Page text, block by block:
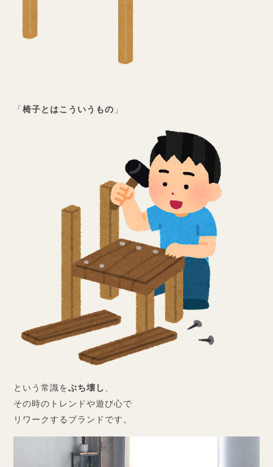
「椅子とはこういうもの 」
という常識をぶち壊し、
その時のトレンドや遊び心で
リワークするブランドです。